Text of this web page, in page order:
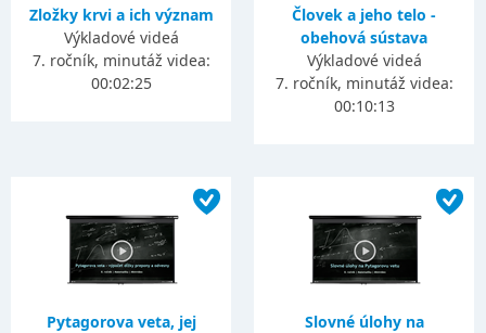
Zložky krvi a ich význam
Výkladové videá
7. ročník, minutáž videa:
00:02:25
Človek a jeho telo -
obehová sústava
Výkladové videá
7. ročník, minutáž videa:
00:10:13
Pytagorova veta, jej
Slovné úlohy na